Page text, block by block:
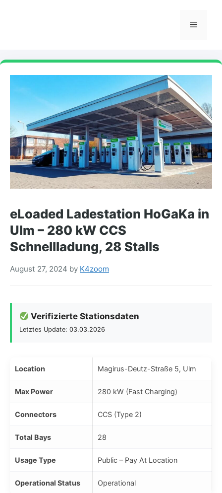
Menu
eLoaded Ladestation HoGaKa in
Ulm – 280 kW CCS
Schnellladung, 28 Stalls
August 27, 2024 by K4zoom
Verifizierte Stationsdaten
Letztes Update: 03.03.2026
Location Magirus-Deutz-Straße 5, Ulm
Max Power 280 kW (Fast Charging)
Connectors CCS (Type 2)
Total Bays 28
Usage Type Public – Pay At Location
Operational Status Operational